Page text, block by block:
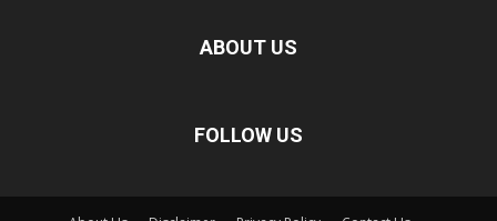
ABOUT US
FOLLOW US